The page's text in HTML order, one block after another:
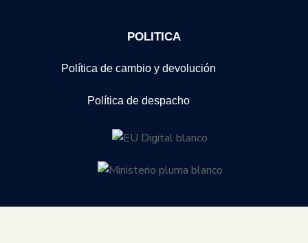
POLITICA
Política de cambio y devolución
Política de despacho